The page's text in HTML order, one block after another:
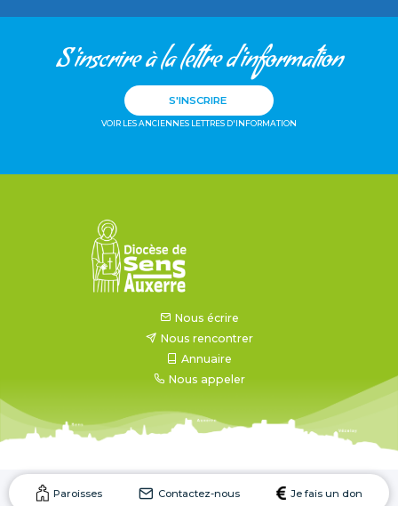
S'inscrire à la lettre d'information
S'INSCRIRE
VOIR LES ANCIENNES LETTRES D'INFORMATION
Nous écrire
Nous rencontrer
Annuaire
Nous appeler
Paroisses Je fais un don
Contactez-nous
Mentions légales